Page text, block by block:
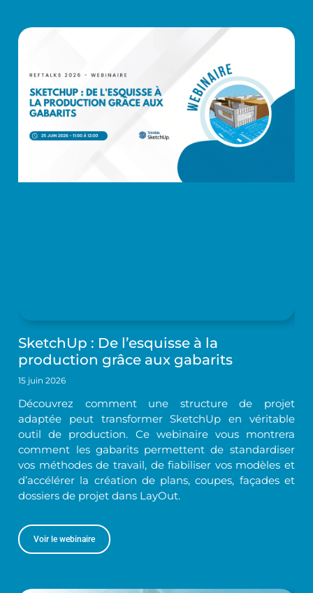
SketchUp : De l’esquisse à la
production grâce aux gabarits
15 juin 2026
Découvrez comment une structure de projet
adaptée peut transformer SketchUp en véritable
outil de production. Ce webinaire vous montrera
comment les gabarits permettent de standardiser
vos méthodes de travail, de fiabiliser vos modèles et
d’accélérer la création de plans, coupes, façades et
dossiers de projet dans LayOut.
Voir le webinaire